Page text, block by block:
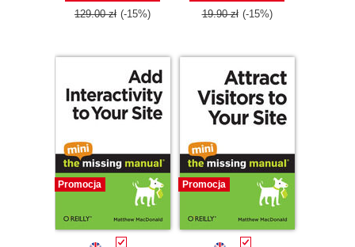
129.00 zł (-15%) 19.90 zł (-15%)
Promocja Promocja